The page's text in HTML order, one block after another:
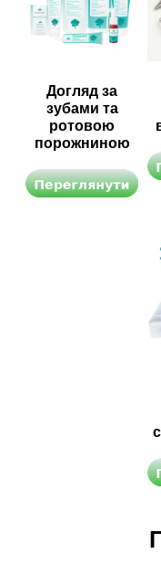
Догляд за
зубами та
ротовою
порожниною